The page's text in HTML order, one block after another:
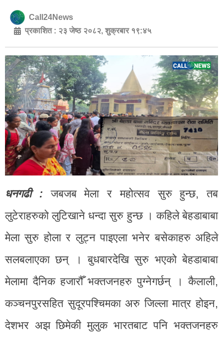
Call24News
प्रकाशित : २३ जेष्ठ २०८२, शुक्रबार १९:४५
धनगढी :जबजब मेला र महोत्सव सुरु हुन्छ, तब
लुटेराहरुको लुटिखाने धन्दा सुरु हुन्छ । कहिले बेहडाबाबा
मेला सुरु होला र लुट्न पाइएला भनेर बसेकाहरु अहिले
सलबलाएका छन् । बुधबारदेखि सुरु भएको बेहडाबाबा
मेलामा दैनिक हजारौँ भक्तजनहरु पुग्नेगर्छन् । कैलाली,
कञ्चनपुरसहित सुदूरपश्चिमका अरु जिल्ला मात्र होइन,
देशभर अझ छिमेकी मुलुक भारतबाट पनि भक्तजनहरु